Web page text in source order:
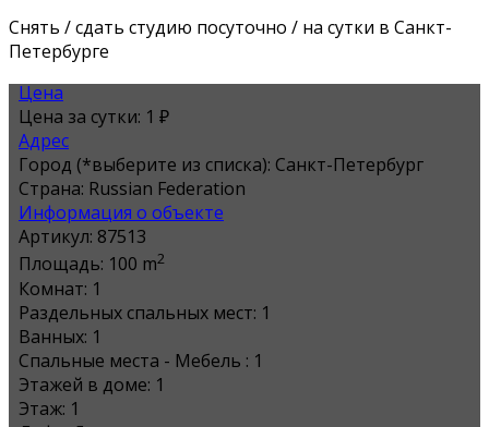
Снять / сдать студию посуточно / на сутки в Санкт-
Петербурге
Цена
Цена за сутки: 1 ₽
Адрес
Город (*выберите из списка): Санкт-Петербург
Страна: Russian Federation
Информация о объекте
Артикул: 87513
Площадь: 100 m2
Комнат: 1
Раздельных спальных мест: 1
Ванных: 1
Спальные места - Мебель : 1
Этажей в доме: 1
Этаж: 1